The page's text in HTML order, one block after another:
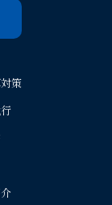
策